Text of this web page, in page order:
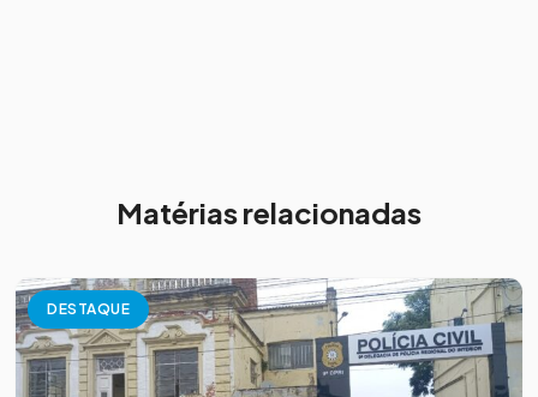
Matérias relacionadas
DESTAQUE